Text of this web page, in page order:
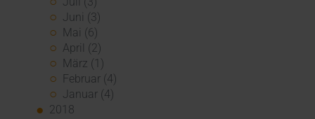
Juni (3)
Mai (6)
April (2)
März (1)
Februar (4)
Januar (4)
2018